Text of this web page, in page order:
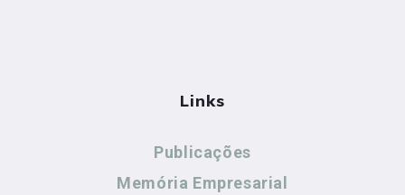
Links
Publicações
Memória Empresarial